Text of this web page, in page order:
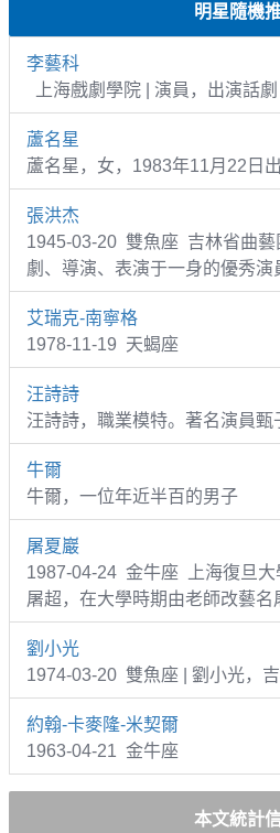
明星隨機
李藝科
上海戲劇學院 | 演員，出演話劇
蘆名星
蘆名星，女，1983年11月22日
張洪杰
1945-03-20 雙魚座 吉林省曲藝
劇、導演、表演于一身的優秀演
艾瑞克-南寧格
1978-11-19 天蝎座
汪詩詩
汪詩詩，職業模特。著名演員甄
牛爾
牛爾，一位年近半百的男子
屠夏巖
1987-04-24 金牛座 上海復旦大
屠超，在大學時期由老師改藝名
劉小光
1974-03-20 雙魚座 | 劉小光，
約翰-卡麥隆-米契爾
1963-04-21 金牛座
本文統計